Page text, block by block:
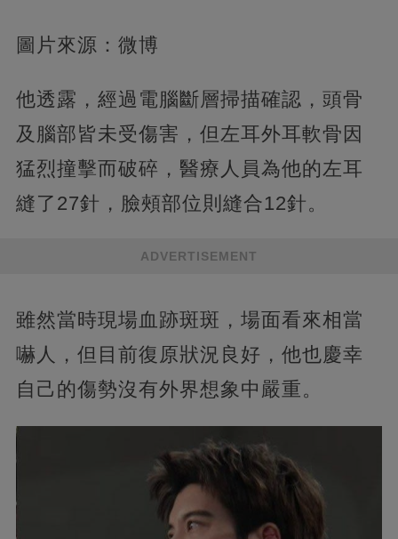
圖片來源：微博
他透露，經過電腦斷層掃描確認，頭骨
及腦部皆未受傷害，但左耳外耳軟骨因
猛烈撞擊而破碎，醫療人員為他的左耳
縫了27針，臉頰部位則縫合12針。
ADVERTISEMENT
雖然當時現場血跡斑斑，場面看來相當
嚇人，但目前復原狀況良好，他也慶幸
自己的傷勢沒有外界想象中嚴重。